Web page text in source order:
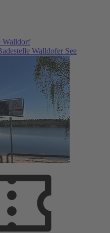
Walldorf
Walldofer See